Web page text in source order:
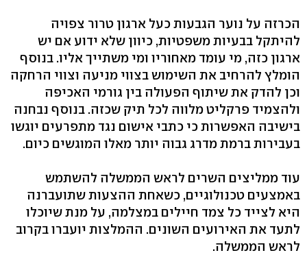
הכרזה על נוער הגבעות כעל ארגון טרור צפויה
להיתקל בבעיות משפטיות, כיוון שלא ידוע אם יש
ארגון כזה, מי עומד מאחוריו ומי משתייך אליו. בנוסף
הומלץ להרחיב את השימוש בצווי מניעה וצווי הרחקה
וכן להדק את שיתוף הפעולה בין גורמי האכיפה
ולהצמיד פרקליט מלווה לכל תיק שכזה. בנוסף נבחנה
בישיבה האפשרות כי כתבי אישום נגד מתפרעים יוגשו
בעבירות ברמת מדרג גבוה יותר מאלו המוגשים כיום.
עוד ממליצים השרים לראש הממשלה להשתמש
באמצעים טכנולוגיים, כשאחת ההצעות שתועברנה
היא לצייד כל צמד חיילים במצלמה, על מנת שיוכלו
לתעד את האירועים השונים. ההמלצות יועברו בקרוב
לראש הממשלה.